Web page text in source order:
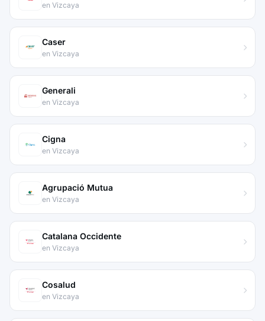
en Vizcaya
Caser
en Vizcaya
Generali
en Vizcaya
Cigna
en Vizcaya
Agrupació Mutua
en Vizcaya
Catalana Occidente
en Vizcaya
Cosalud
en Vizcaya